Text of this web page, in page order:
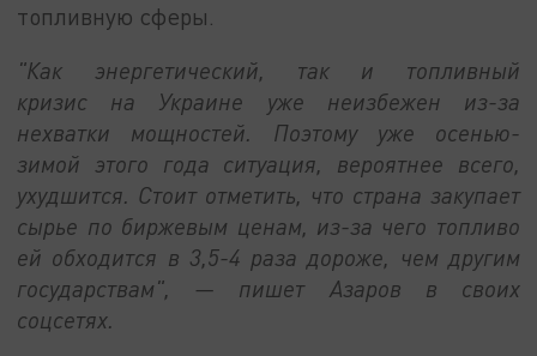
топливную сферы.
"Как энергетический, так и топливный
кризис на Украине уже неизбежен из-за
нехватки мощностей. Поэтому уже осенью-
зимой этого года ситуация, вероятнее всего,
ухудшится. Стоит отметить, что страна закупает
сырье по биржевым ценам, из-за чего топливо
ей обходится в 3,5-4 раза дороже, чем другим
государствам", — пишет Азаров в своих
соцсетях.